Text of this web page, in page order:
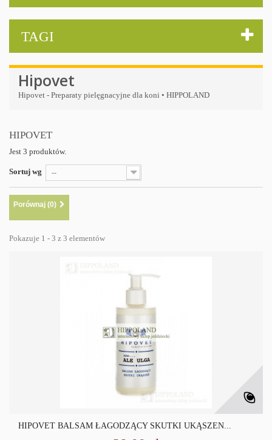
TAGI
Hipovet
Hipovet - Preparaty pielęgnacyjne dla koni • HIPPOLAND
HIPOVET
Jest 3 produktów.
Sortuj wg --
Porównaj (0)
Pokazuje 1 - 3 z 3 elementów
HIPOVET BALSAM ŁAGODZĄCY SKUTKI UKĄSZEŃ...